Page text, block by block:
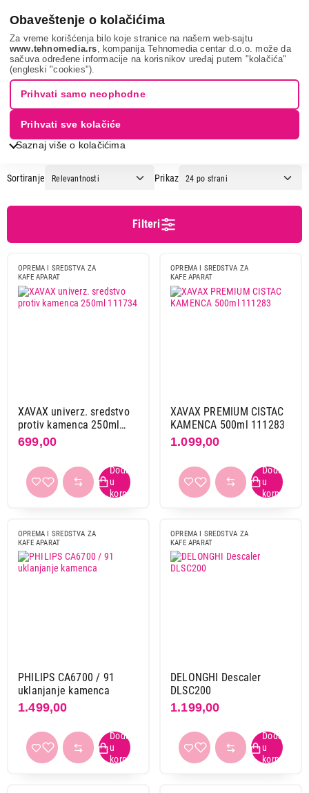
Obaveštenje o kolačićima
Za vreme korišćenja bilo koje stranice na našem web-sajtu
www.tehnomedia.rs , kompanija Tehnomedia centar d.o.o. može da
sačuva određene informacije na korisnikov uređaj putem "kolačića"
(engleski "cookies").
Saznaj više o kolačićima
Prihvati samo neophodne
Prihvati sve kolačiće
Mali kuhinjski aparati Aparati za espresso kafu
Sredstva za
održavanje aparata za kafu
Cena
Cena do
Podgrupa
Delonghi
3
Miele
2
Philips
Primeni filtere
OPREMA I SREDSTVA ZA KAFE
APARATE
Sortiranje Prikaz
Filteri
OPREMA I SREDSTVA ZA
KAFE APARAT
XAVAX univerz. sredstvo
protiv kamenca 250ml
111734
699,00
OPREMA I SREDSTVA ZA
KAFE APARAT
XAVAX PREMIUM CISTAC
KAMENCA 500ml 111283
1.099,00
OPREMA I SREDSTVA ZA
KAFE APARAT
PHILIPS CA6700 / 91
uklanjanje kamenca
1.499,00
OPREMA I SREDSTVA ZA
KAFE APARAT
DELONGHI Descaler
DLSC200
1.199,00